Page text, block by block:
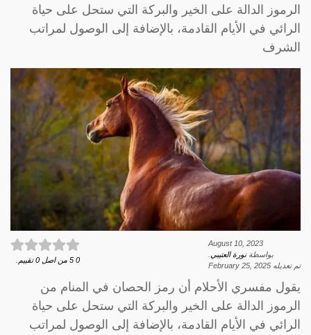
الرموز الدالة على الخير والبركة التي ستحل على حياة
الرائي في الأيام القادمة، بالإضافة إلى الوصول لمراتب
الشرف
August 10, 2023
بواسطةنورة العتيبي
تم تعديله February 25, 2025
0
5 من اصل 0 تقييم.
يقول مفسري الأحلام أن رمز الحصان في المنام من
الرموز الدالة على الخير والبركة التي ستحل على حياة
الرائي في الأيام القادمة، بالإضافة إلى الوصول لمراتب